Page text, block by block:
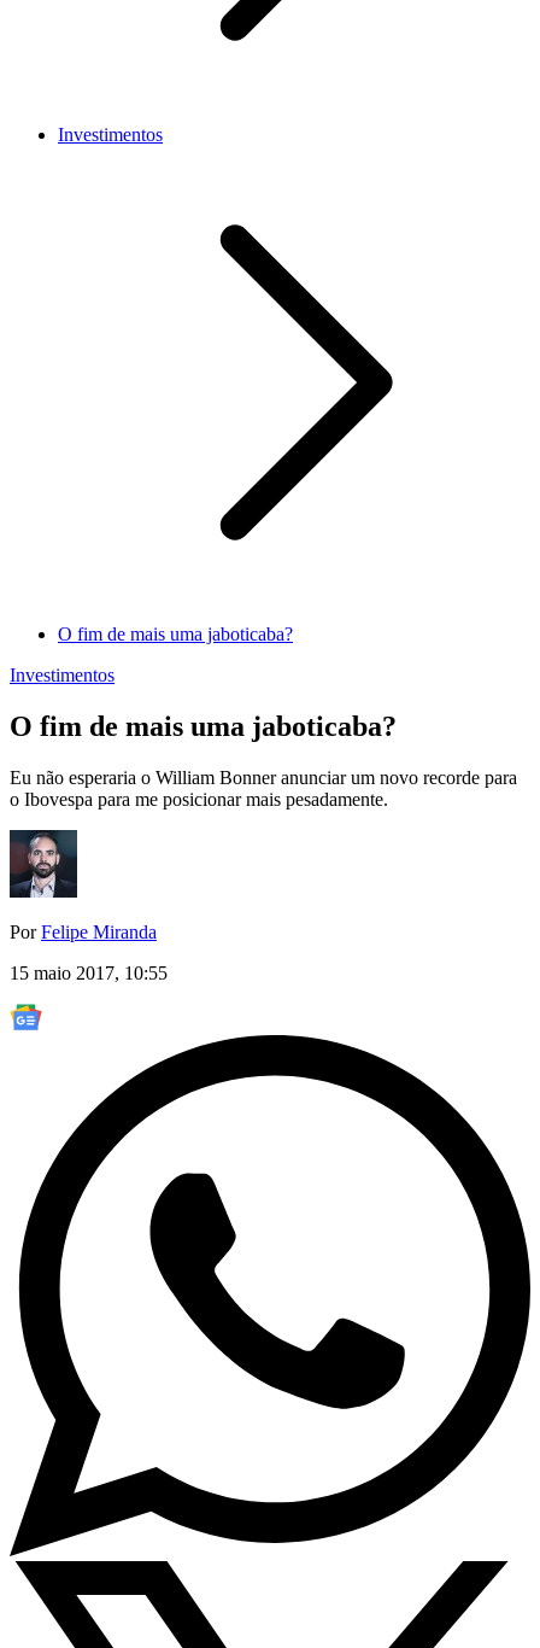
Investimentos
O fim de mais uma jaboticaba?
Investimentos
O fim de mais uma jaboticaba?
Eu não esperaria o William Bonner anunciar um novo recorde para
o Ibovespa para me posicionar mais pesadamente.
PorFelipe Miranda
15 maio 2017, 10:55